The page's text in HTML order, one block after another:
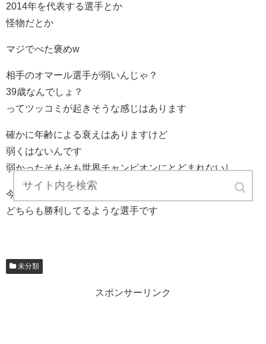
2014年を代表する選手とか
怪物だとか
マジでべた褒めw
相手のオマール選手が弱いんじゃ？
39歳なんでしょ？
ってツッコミが起きそうな感じはあります
確かに年齢による衰えはありますけど
弱くはないんです
弱かったそもそも世界チャンピオンにとどまれないし
今年だけでも世界戦を二回やってて
どちらも勝利してるような選手です
未分類
スポンサーリンク